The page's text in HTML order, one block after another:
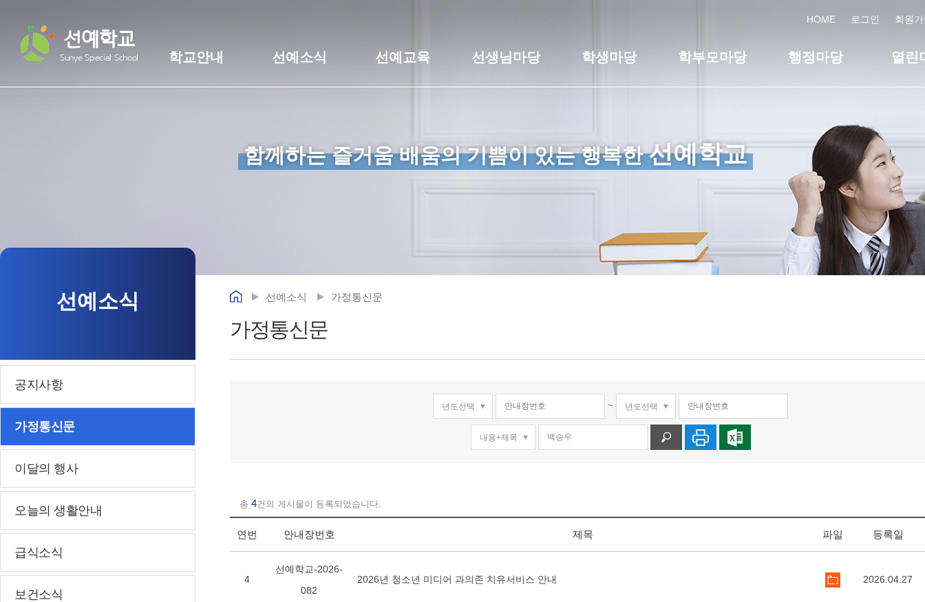
선예학교
Sunye Special School
HOME 로그인 회원
학교안내 선예소식 선예교육 선생님마당 학생마당 학부모마당 행정마당 열린
함께하는 즐거움 배움의 기쁨이 있는 행복한선예학교
선예소식
공지사항
가정통신문
이달의 행사
오늘의 생활안내
급식소식
보건소식
가정통신문
선예소식 가정통신문
~
총 4건의 게시물이 등록되었습니다.
연번 안내장번호 제목 파일 등록일
4
선예학교-2026-
082
2026년 청소년 미디어 과의존 치유서비스 안내 2026.04.27